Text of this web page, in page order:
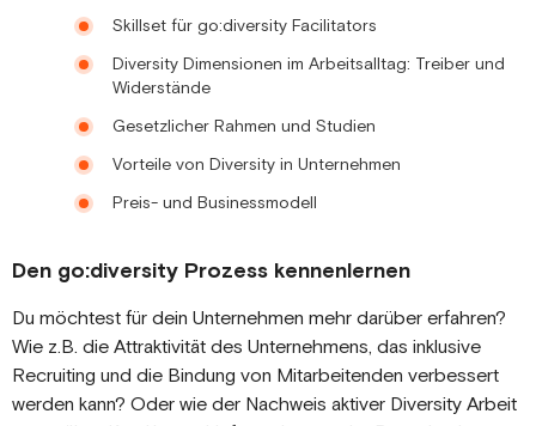
Skillset für go:diversity Facilitators
Diversity Dimensionen im Arbeitsalltag: Treiber und
Widerstände
Gesetzlicher Rahmen und Studien
Vorteile von Diversity in Unternehmen
Preis- und Businessmodell
Den go:diversity Prozess kennenlernen
Du möchtest für dein Unternehmen mehr darüber erfahren?
Wie z.B. die Attraktivität des Unternehmens, das inklusive
Recruiting und die Bindung von Mitarbeitenden verbessert
werden kann? Oder wie der Nachweis aktiver Diversity Arbeit